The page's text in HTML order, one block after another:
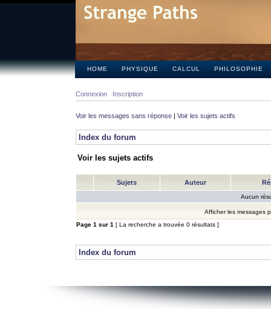
HOME PHYSIQUE CALCUL PHILOSOPHIE
Connexion Inscription
Voir les messages sans réponse | Voir les sujets actifs
Index du forum
Voir les sujets actifs
Sujets Auteur
Aucun
Afficher les messages
Page 1 sur 1 [ La recherche a trouvée 0 résultats ]
Index du forum